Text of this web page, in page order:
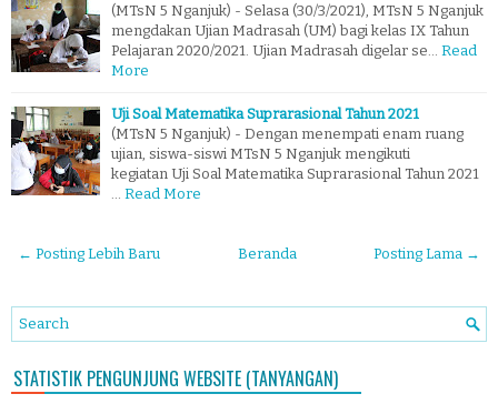
(MTsN 5 Nganjuk) - Selasa (30/3/2021), MTsN 5 Nganjuk
mengdakan Ujian Madrasah (UM) bagi kelas IX Tahun
Pelajaran 2020/2021. Ujian Madrasah digelar se…
Read
More
Uji Soal Matematika Suprarasional Tahun 2021
(MTsN 5 Nganjuk) - Dengan menempati enam ruang
ujian, siswa-siswi MTsN 5 Nganjuk mengikuti
kegiatan Uji Soal Matematika Suprarasional Tahun 2021
Read More
← Posting Lebih Baru Posting Lama →
Beranda
STATISTIK PENGUNJUNG WEBSITE (TANYANGAN)